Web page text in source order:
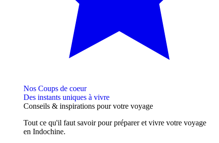
Nos Coups de coeur
Des instants uniques à vivre
Conseils & inspirations pour votre voyage
Tout ce qu'il faut savoir pour préparer et vivre votre voyage
en Indochine.